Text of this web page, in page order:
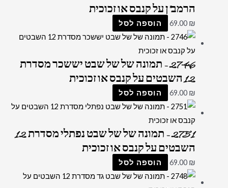
הרמב"ן על קנבס או זכוכית
69.00 ₪ הוספה לסל
2746 – תמונה של של שבט יששכר מסדרת
12 השבטים על קנבס או זכוכית
69.00 ₪ הוספה לסל
2751 – תמונה של של שבט נפתלי מסדרת 12
השבטים על קנבס או זכוכית
69.00 ₪ הוספה לסל